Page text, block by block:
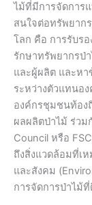
ไม้ที่มีการจัดการ
สนใจต่อทรัพยาก
โลก คือ การรับร
รักษาทรัพยากรป่
และผู้ผลิต และหา
ระหว่างตัวแทนอ
องค์กรชุมชนท้อง
ผลผลิตป่าไม้ ร่วม
Council หรือ
ถึงสิ่งแวดล้อมที่เ
และสังคม
การจัดการป่าไม้